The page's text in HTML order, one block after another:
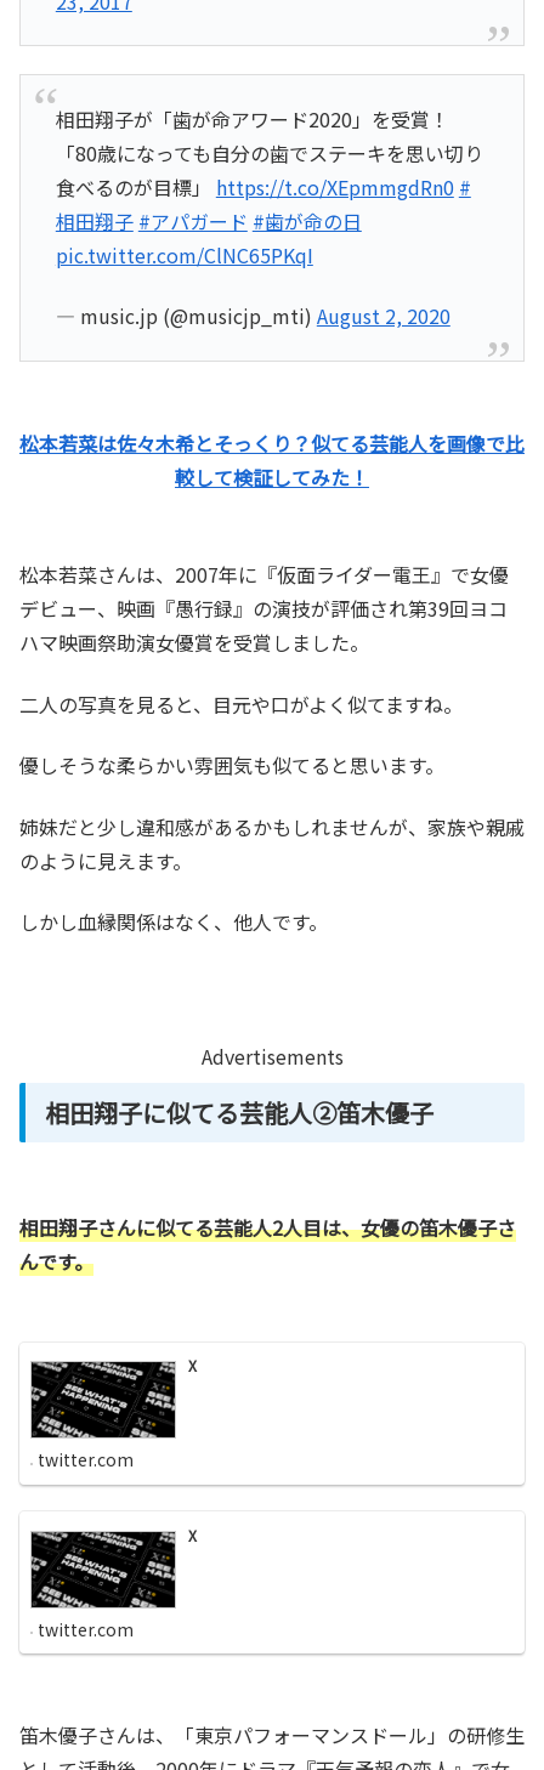
相田翔子が「歯が命アワード2020」を受賞！
「80歳になっても自分の歯でステーキを思い切り
食べるのが目標」 https://t.co/XEpmmgdRn0 #
相田翔子 #アパガード #歯が命の日
pic.twitter.com/ClNC65PKqI
— music.jp (@musicjp_mti) August 2, 2020
松本若菜は佐々木希とそっくり？似てる芸能人を画像で比
較して検証してみた！
松本若菜さんは、2007年に『仮面ライダー電王』で女優
デビュー、映画『愚行録』の演技が評価され第39回ヨコ
ハマ映画祭助演女優賞を受賞しました。
二人の写真を見ると、目元や口がよく似てますね。
優しそうな柔らかい雰囲気も似てると思います。
姉妹だと少し違和感があるかもしれませんが、家族や親戚
のように見えます。
しかし血縁関係はなく、他人です。
Advertisements
相田翔子に似てる芸能人②笛木優子
相田翔子さんに似てる芸能人2人目は、女優の笛木優子さ
んです。
X
twitter.com
X
twitter.com
笛木優子さんは、「東京パフォーマンスドール」の研修生